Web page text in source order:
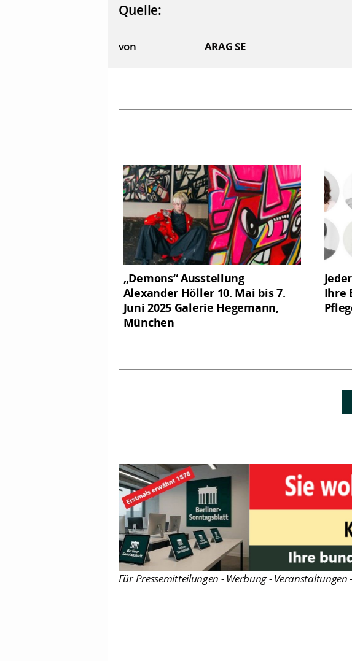
Quelle:
von ARAG SE
„Demons“ Ausstellung
Alexander Höller 10. Mai bis 7.
Juni 2025 Galerie Hegemann,
München
Ihre
Für Pressemitteilungen - Werbung - Veranstaltungen